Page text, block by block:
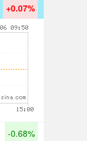
+0.07%
-0.68%